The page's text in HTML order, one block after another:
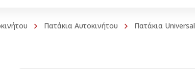
Πατάκια Αυτοκινήτου Πατάκια Universal